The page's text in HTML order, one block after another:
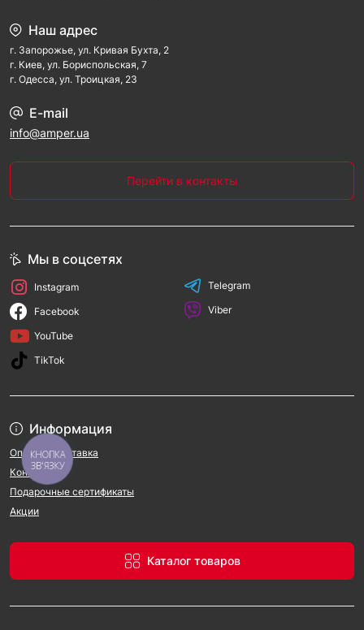
Наш адрес
г. Запорожье, ул. Кривая Бухта, 2
г. Киев, ул. Бориспольская, 7
г. Одесса, ул. Троицкая, 23
E-mail
info@amper.ua
Перейти в контакты
Информация
Оплата и доставка
Контакты
Подарочные сертификаты
Акции
Каталог товаров
Мы в соцсетях
Instagram
Facebook
YouTube
TikTok
Telegram
Viber
КНОПКА
ЗВ'ЯЗКУ